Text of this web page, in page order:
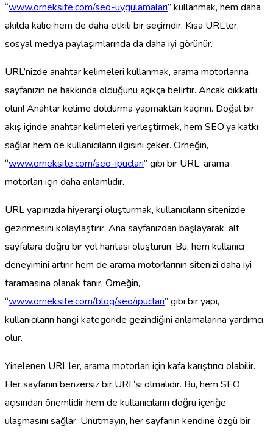
“www.orneksite.com/seo-uygulamalari” kullanmak, hem daha
akılda kalıcı hem de daha etkili bir seçimdir. Kısa URL’ler,
sosyal medya paylaşımlarında da daha iyi görünür.
URL’nizde anahtar kelimeleri kullanmak, arama motorlarına
sayfanızın ne hakkında olduğunu açıkça belirtir. Ancak dikkatli
olun! Anahtar kelime doldurma yapmaktan kaçının. Doğal bir
akış içinde anahtar kelimeleri yerleştirmek, hem SEO’ya katkı
sağlar hem de kullanıcıların ilgisini çeker. Örneğin,
“www.orneksite.com/seo-ipuclari” gibi bir URL, arama
motorları için daha anlamlıdır.
URL yapınızda hiyerarşi oluşturmak, kullanıcıların sitenizde
gezinmesini kolaylaştırır. Ana sayfanızdan başlayarak, alt
sayfalara doğru bir yol haritası oluşturun. Bu, hem kullanıcı
deneyimini artırır hem de arama motorlarının sitenizi daha iyi
taramasına olanak tanır. Örneğin,
“www.orneksite.com/blog/seo/ipuclari” gibi bir yapı,
kullanıcıların hangi kategoride gezindiğini anlamalarına yardımcı
olur.
Yinelenen URL’ler, arama motorları için kafa karıştırıcı olabilir.
Her sayfanın benzersiz bir URL’si olmalıdır. Bu, hem SEO
açısından önemlidir hem de kullanıcıların doğru içeriğe
ulaşmasını sağlar. Unutmayın, her sayfanın kendine özgü bir